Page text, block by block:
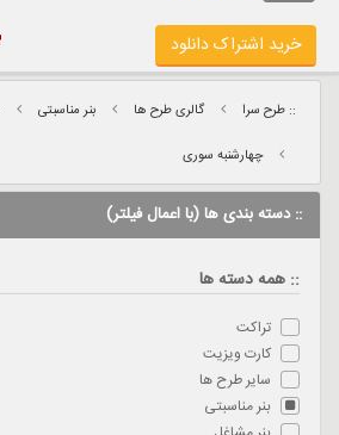
خرید اشتراک دانلود
:: طرح سرا گالری طرح ها بنر مناسبتی
چهارشنبه سوری
:: دسته بندی ها (با اعمال فیلتر)
:: همه دسته ها
تراکت
کارت ویزیت
سایر طرح ها
بنر مناسبتی